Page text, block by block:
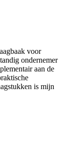
voor
ondernemer
aan de
is mijn